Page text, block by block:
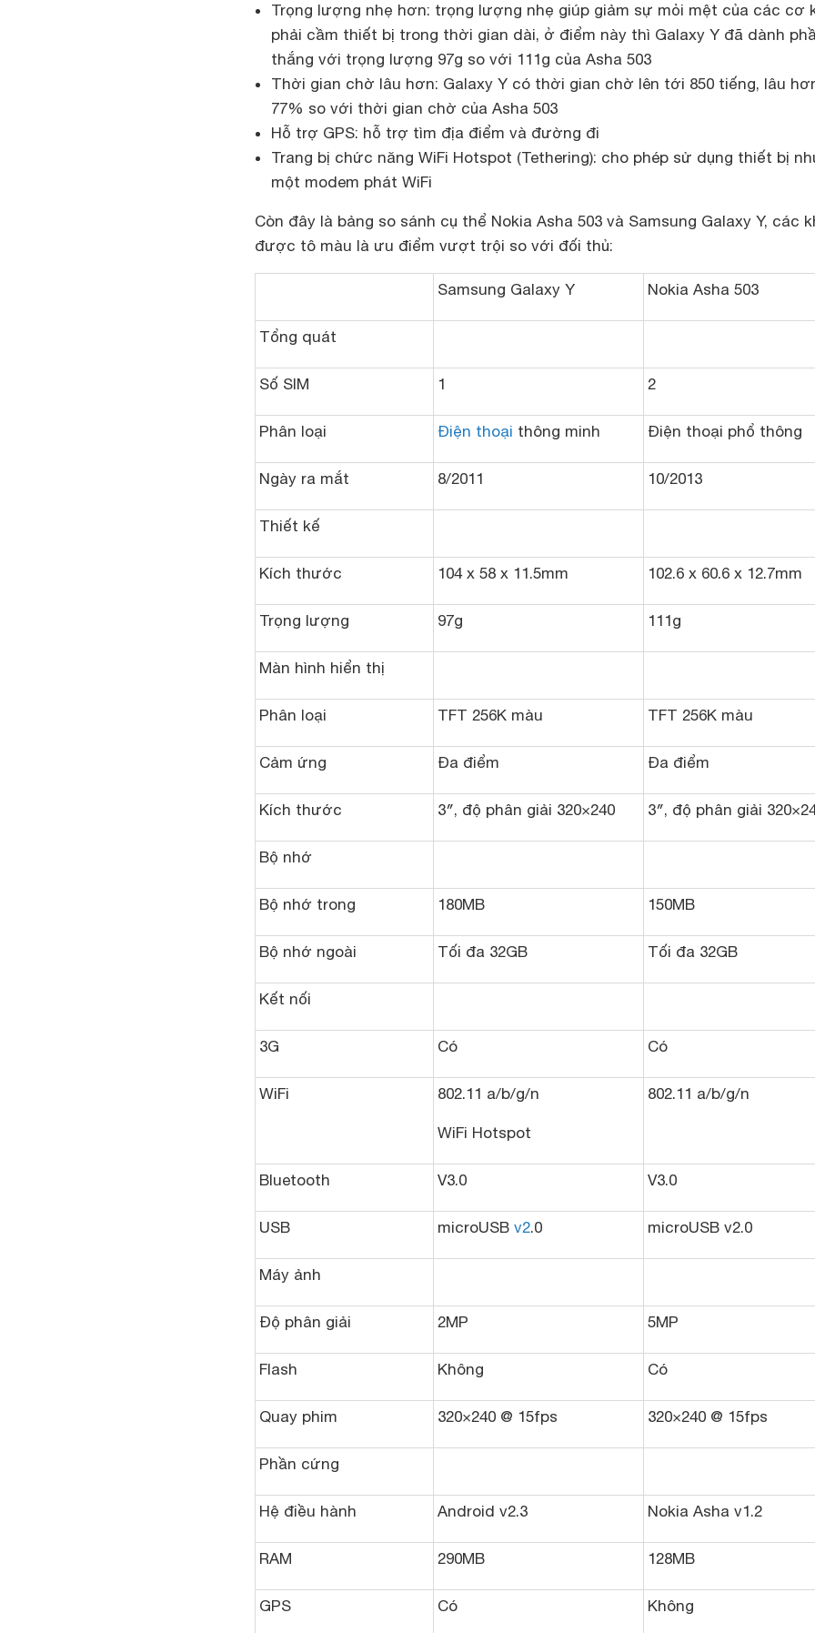
Trọng lượng nhẹ hơn: trọng lượng nhẹ giúp giảm sự mỏi mệt của các cơ
phải cầm thiết bị trong thời gian dài, ở điểm này thì Galaxy Y đã dành
thắng với trọng lượng 97g so với 111g của Asha 503
Thời gian chờ lâu hơn: Galaxy Y có thời gian chờ lên tới 850 tiếng, lâu
77% so với thời gian chờ của Asha 503
Hỗ trợ GPS: hỗ trợ tìm địa điểm và đường đi
Trang bị chức năng WiFi Hotspot (Tethering): cho phép sử dụng thiết bị
một modem phát WiFi
Còn đây là bảng so sánh cụ thể Nokia Asha 503 và Samsung Galaxy Y, các
được tô màu là ưu điểm vượt trội so với đối thủ:
Samsung Galaxy Y Nokia Asha 503
Tổng quát
Số SIM 1 2
Phân loại Điện thoại thông minh Điện thoại phổ thông
Ngày ra mắt 8/2011 10/2013
Thiết kế
Kích thước 104 x 58 x 11.5mm 102.6 x 60.6 x 12.7mm
Trọng lượng 97g 111g
Màn hình hiển thị
Phân loại TFT 256K màu TFT 256K màu
Cảm ứng Đa điểm Đa điểm
Kích thước 3″, độ phân giải 320×240 3″, độ phân giải
Bộ nhớ
Bộ nhớ trong 180MB 150MB
Bộ nhớ ngoài Tối đa 32GB Tối đa 32GB
Kết nối
3G Có Có
WiFi 802.11 a/b/g/n
WiFi Hotspot
802.11 a/b/g/n
Bluetooth V3.0 V3.0
USB microUSB v2.0 microUSB v2.0
Máy ảnh
Độ phân giải 2MP 5MP
Flash Không Có
Quay phim 320×240 @ 15fps 320×240 @ 15fps
Phần cứng
Hệ điều hành Android v2.3 Nokia Asha v1.2
RAM 290MB 128MB
GPS Có Không